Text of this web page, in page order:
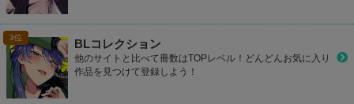
BLコレクション
他のサイトと比べて冊数はTOPレベル！どんどんお気に入り
作品を見つけて登録しよう！